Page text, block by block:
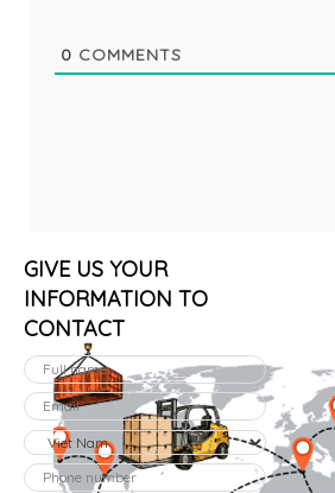
0 COMMENTS
GIVE US YOUR
INFORMATION TO
CONTACT